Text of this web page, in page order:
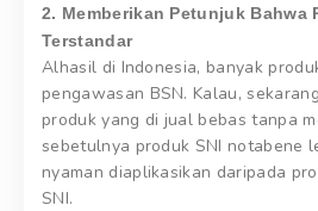
2. Memberikan Petunjuk Bahwa
Terstandar
Alhasil di Indonesia, banyak
pengawasan BSN. Kalau,
produk yang di jual bebas tanpa
sebetulnya produk SNI notabene
nyaman diaplikasikan daripada
SNI.